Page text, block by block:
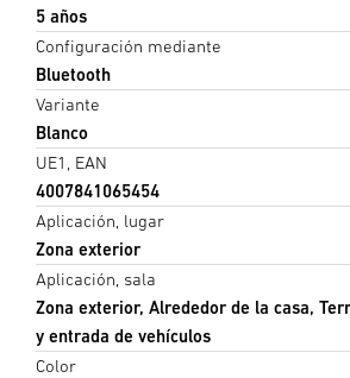
5 años
Configuración mediante
Bluetooth
Variante
Blanco
UE1, EAN
4007841065454
Aplicación, lugar
Zona exterior
Aplicación, sala
Zona exterior, Alrededor de la casa,
y entrada de vehículos
Color